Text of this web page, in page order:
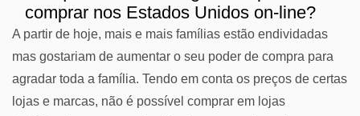
comprar nos Estados Unidos on-line?
A partir de hoje, mais e mais famílias estão endividadas
mas gostariam de aumentar o seu poder de compra para
agradar toda a família. Tendo em conta os preços de certas
lojas e marcas, não é possível comprar em lojas